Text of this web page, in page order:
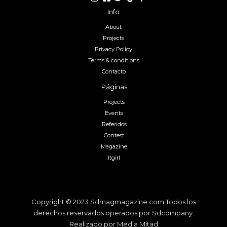
Info
About
Projects
Privacy Policy
Terms & conditions
Contacto
Páginas
Projects
Events
Referidos
Contest
Magazine
Itgirl
Copyright © 2023 Sdmagmagazine.com Todos los
derechos reservados operados por Sdcompany.
Realizado por Media Mitad